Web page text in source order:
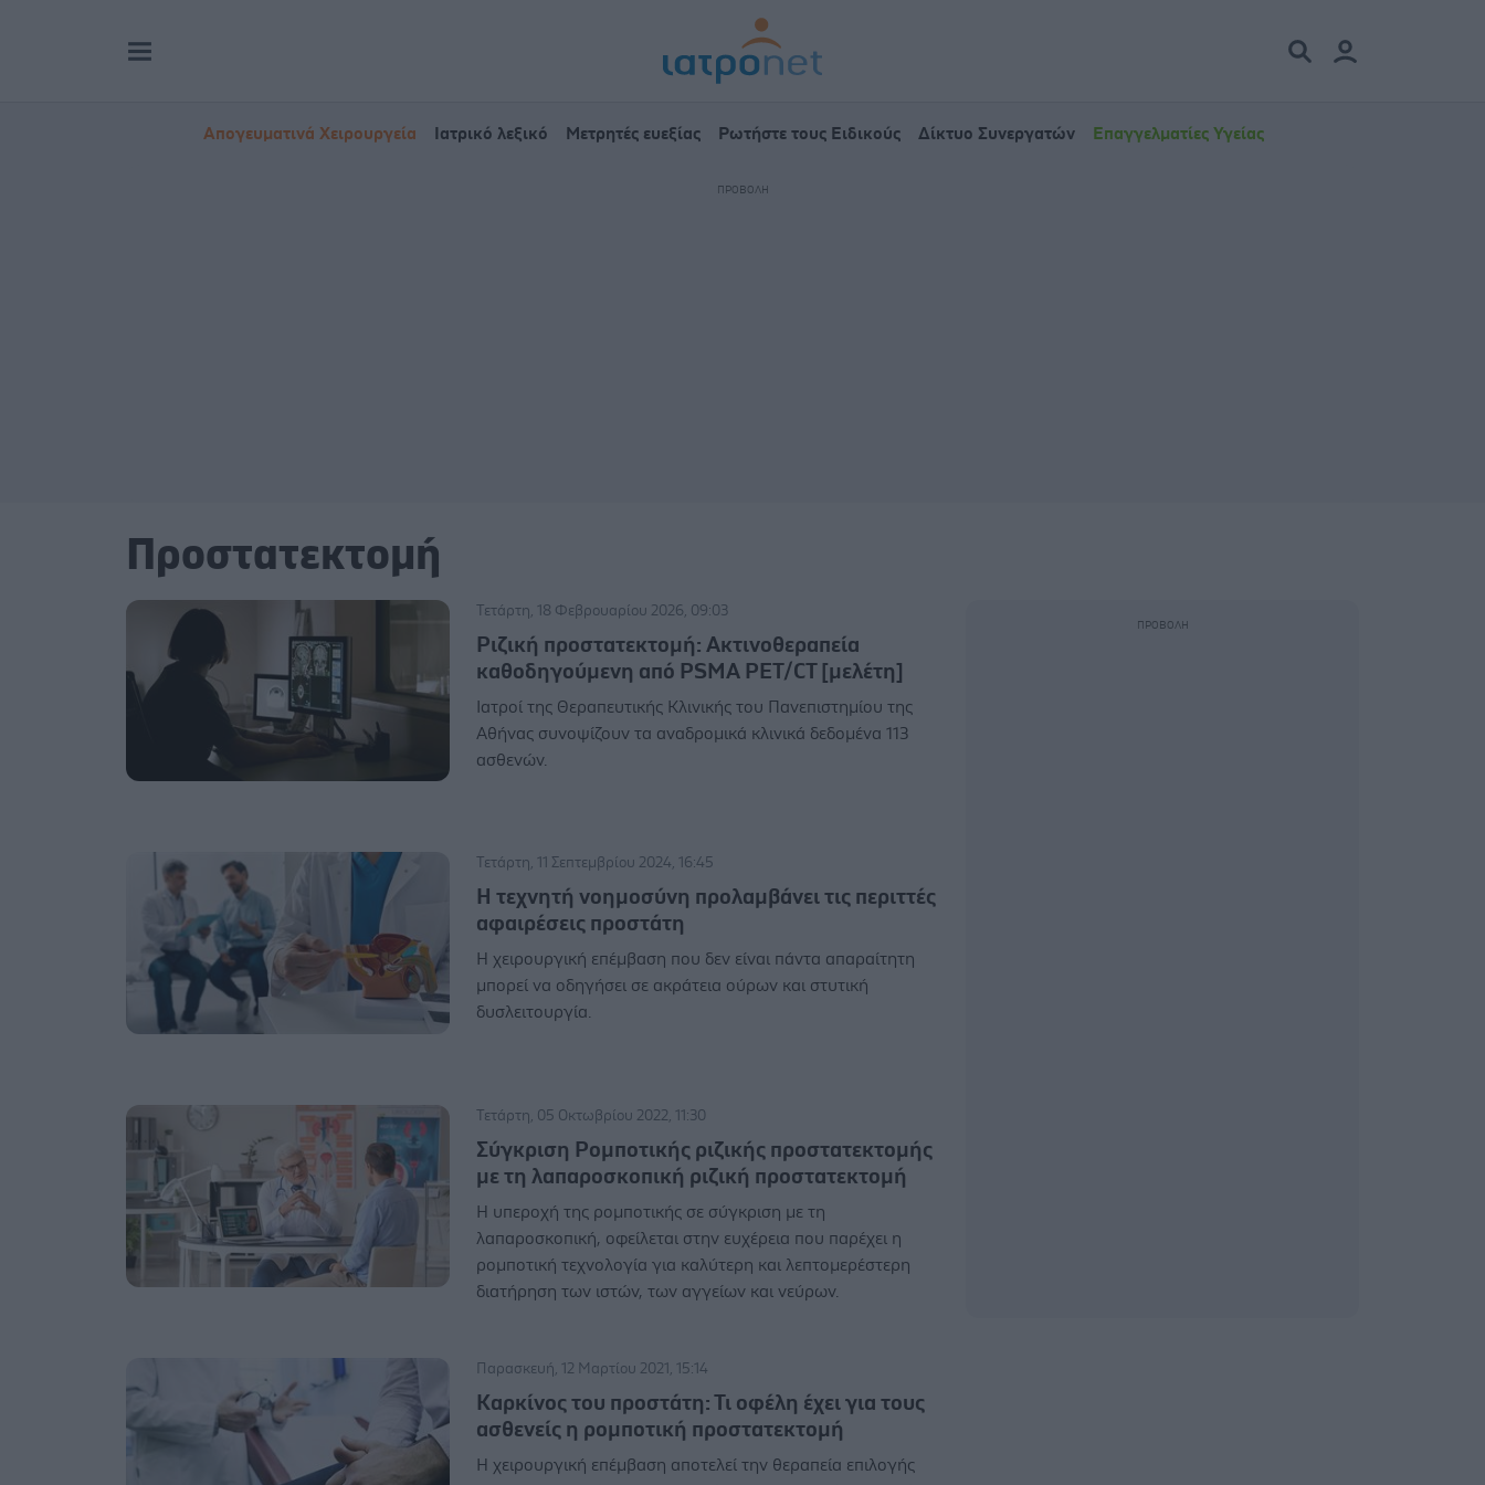
Απογευματινά Χειρουργεία Ιατρικό λεξικό Μετρητές ευεξίας Ρωτήστε τους Ειδικούς Δίκτυο Συνεργατών Επαγγελματίες Υγείας
Προστατεκτομή
Τετάρτη, 18 Φεβρουαρίου 2026, 09:03
Ριζική προστατεκτομή: Ακτινοθεραπεία
καθοδηγούμενη από PSMA PET/CT [μελέτη]
Ιατροί της Θεραπευτικής Κλινικής του Πανεπιστημίου της
Αθήνας συνοψίζουν τα αναδρομικά κλινικά δεδομένα 113
ασθενών.
Τετάρτη, 11 Σεπτεμβρίου 2024, 16:45
Η τεχνητή νοημοσύνη προλαμβάνει τις περιττές
αφαιρέσεις προστάτη
Η χειρουργική επέμβαση που δεν είναι πάντα απαραίτητη
μπορεί να οδηγήσει σε ακράτεια ούρων και στυτική
δυσλειτουργία.
Τετάρτη, 05 Οκτωβρίου 2022, 11:30
Σύγκριση Ρομποτικής ριζικής προστατεκτομής
με τη λαπαροσκοπική ριζική προστατεκτομή
Η υπεροχή της ρομποτικής σε σύγκριση με τη
λαπαροσκοπική, οφείλεται στην ευχέρεια που παρέχει η
ρομποτική τεχνολογία για καλύτερη και λεπτομερέστερη
διατήρηση των ιστών, των αγγείων και νεύρων.
Παρασκευή, 12 Μαρτίου 2021, 15:14
Καρκίνος του προστάτη: Τι οφέλη έχει για τους
ασθενείς η ρομποτική προστατεκτομή
Η χειρουργική επέμβαση αποτελεί την θεραπεία επιλογής